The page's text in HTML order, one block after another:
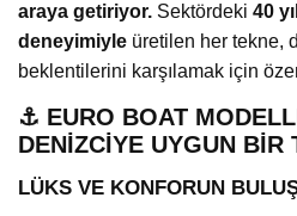
araya getiriyor. Sektördeki 40
deneyimiyle üretilen her tekne,
beklentilerini karşılamak için
⚓ EURO BOAT
DENİZCİYE UYGUN BİR
LÜKS VE KONFORUN